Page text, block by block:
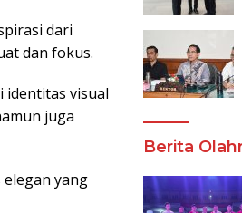
dari
dan fokus.
identitas visual
juga
yang
Berita